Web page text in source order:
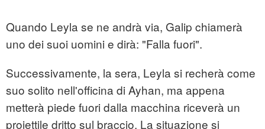
Quando Leyla se ne andrà via, Galip chiamerà
uno dei suoi uomini e dirà: "Falla fuori".
Successivamente, la sera, Leyla si recherà come
suo solito nell'officina di Ayhan, ma appena
metterà piede fuori dalla macchina riceverà un
proiettile dritto sul braccio. La situazione si